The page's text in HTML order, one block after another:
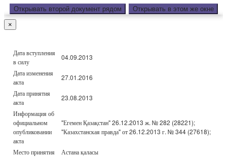
Открывать второй документ рядом Открывать в этом же окне
×
Дата вступления
в силу
04.09.2013
Дата изменения
акта
27.01.2016
Дата принятия
акта
23.08.2013
Информация об
официальном
опубликовании
акта
"Егемен Қазақстан" 26.12.2013 ж. № 282 (28221);
"Казахстанская правда" от 26.12.2013 г. № 344 (27618);
Место принятия Астана қаласы